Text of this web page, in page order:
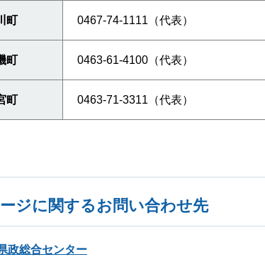
町 0467-74-1111（代表）
町 0463-61-4100（代表）
町 0463-71-3311（代表）
ジに関するお問い合わせ先
政総合センター